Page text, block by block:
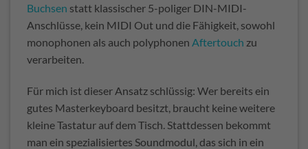
Buchsen statt klassischer 5-poliger DIN-MIDI-
Anschlüsse, kein MIDI Out und die Fähigkeit, sowohl
monophonen als auch polyphonen Aftertouch zu
verarbeiten.
Für mich ist dieser Ansatz schlüssig: Wer bereits ein
gutes Masterkeyboard besitzt, braucht keine weitere
kleine Tastatur auf dem Tisch. Stattdessen bekommt
man ein spezialisiertes Soundmodul, das sich in ein